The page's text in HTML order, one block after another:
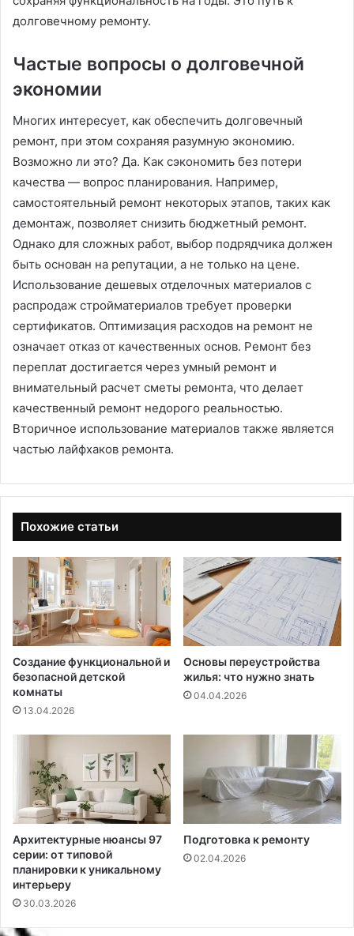
долговечному ремонту.
Частые вопросы о долговечной
экономии
Многих интересует, как обеспечить долговечный
ремонт, при этом сохраняя разумную экономию.
Возможно ли это? Да. Как сэкономить без потери
качества — вопрос планирования. Например,
самостоятельный ремонт некоторых этапов, таких как
демонтаж, позволяет снизить бюджетный ремонт.
Однако для сложных работ, выбор подрядчика должен
быть основан на репутации, а не только на цене.
Использование дешевых отделочных материалов с
распродаж стройматериалов требует проверки
сертификатов. Оптимизация расходов на ремонт не
означает отказ от качественных основ. Ремонт без
переплат достигается через умный ремонт и
внимательный расчет сметы ремонта, что делает
качественный ремонт недорого реальностью.
Вторичное использование материалов также является
частью лайфхаков ремонта.
Похожие статьи
Создание функциональной и
безопасной детской
комнаты
13.04.2026
Основы переустройства
жилья: что нужно знать
04.04.2026
Архитектурные нюансы 97
серии: от типовой
планировки к уникальному
интерьеру
30.03.2026
Подготовка к ремонту
02.04.2026